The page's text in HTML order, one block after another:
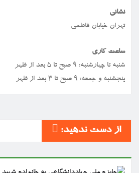
نشانی
تهران خیابان فاطمی
ساعت کاری
شنبه تا چهارشنبه: ۹ صبح تا ۵ بعد از ظهر
پنجشنبه و جمعه: ۹ صبح تا ۳ بعد از ظهر
از دست ندهید: